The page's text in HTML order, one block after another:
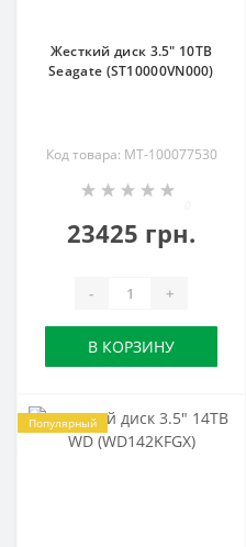
Жесткий диск 3.5" 10TB
Seagate (ST10000VN000)
Код товара: MT-100077530
23425 грн.
- +
В КОРЗИНУ
Популярный